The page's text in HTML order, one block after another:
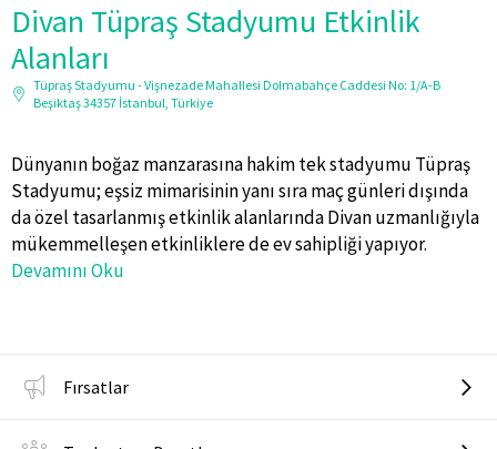
Divan Tüpraş Stadyumu Etkinlik
Alanları
Tüpraş Stadyumu - Vişnezade Mahallesi Dolmabahçe Caddesi No: 1/A-B
Beşiktaş 34357 İstanbul, Türkiye
Dünyanın boğaz manzarasına hakim tek stadyumu Tüpraş
Stadyumu; eşsiz mimarisinin yanı sıra maç günleri dışında
da özel tasarlanmış etkinlik alanlarında Divan uzmanlığıyla
mükemmelleşen etkinliklere de ev sahipliği yapıyor.
Devamını Oku
Fırsatlar